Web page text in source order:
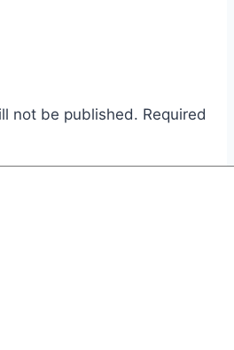
not be published. Required